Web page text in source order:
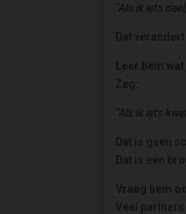
“Als ik iets
Dat
Leer hem
Zeg:
“Als ik iets
Dat is geen
Dat is een
Vraag hem
Veel partners